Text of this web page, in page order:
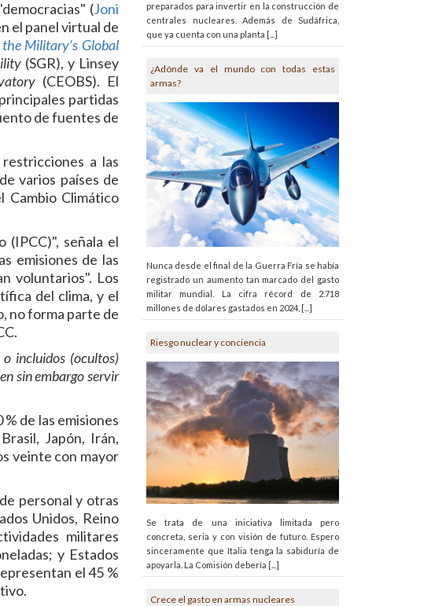
(Joni
el panel virtual de
Military’s Global
(SGR), y Linsey
(CEOBS). El
partidas
de fuentes de
a las
varios países de
Cambio Climático
señala el
emisiones de las
voluntarios". Los
del clima, y el
no forma parte de
incluidos (ocultos)
sin embargo servir
de las emisiones
Japón, Irán,
veinte con mayor
personal y otras
Unidos, Reino
militares
y Estados
el 45 %
preparados para invertir en la construcción de
centrales nucleares. Además de Sudáfrica,
que ya cuenta con una planta [...]
¿Adónde va el mundo con todas estas
armas?
Nunca desde el final de la Guerra Fría se había
registrado un aumento tan marcado del gasto
militar mundial. La cifra récord de 2.718
millones de dólares gastados en 2024, [...]
Riesgo nuclear y conciencia
Se trata de una iniciativa limitada pero
concreta, seria y con visión de futuro. Espero
sinceramente que Italia tenga la sabiduría de
apoyarla. La Comisión debería [...]
Crece el gasto en armas nucleares